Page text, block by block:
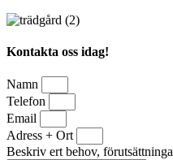
Kontakta oss idag!
Namn
Telefon
Email
Adress + Ort
Beskriv ert behov,